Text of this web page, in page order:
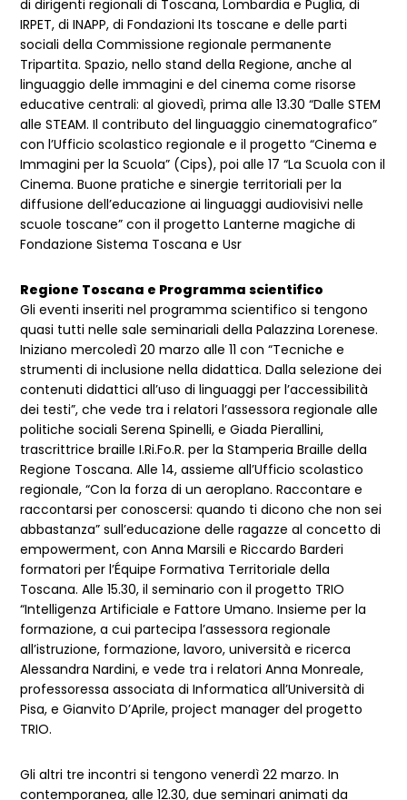
di dirigenti regionali di Toscana, Lombardia e Puglia, di
IRPET, di INAPP, di Fondazioni Its toscane e delle parti
sociali della Commissione regionale permanente
Tripartita. Spazio, nello stand della Regione, anche al
linguaggio delle immagini e del cinema come risorse
educative centrali: al giovedì, prima alle 13.30 “Dalle STEM
alle STEAM. Il contributo del linguaggio cinematografico”
con l’Ufficio scolastico regionale e il progetto “Cinema e
Immagini per la Scuola” (Cips), poi alle 17 “La Scuola con il
Cinema. Buone pratiche e sinergie territoriali per la
diffusione dell’educazione ai linguaggi audiovisivi nelle
scuole toscane” con il progetto Lanterne magiche di
Fondazione Sistema Toscana e Usr
Regione Toscana e Programma scientifico
Gli eventi inseriti nel programma scientifico si tengono
quasi tutti nelle sale seminariali della Palazzina Lorenese.
Iniziano mercoledì 20 marzo alle 11 con “Tecniche e
strumenti di inclusione nella didattica. Dalla selezione dei
contenuti didattici all’uso di linguaggi per l’accessibilità
dei testi”, che vede tra i relatori l’assessora regionale alle
politiche sociali Serena Spinelli, e Giada Pierallini,
trascrittrice braille I.Ri.Fo.R. per la Stamperia Braille della
Regione Toscana. Alle 14, assieme all’Ufficio scolastico
regionale, “Con la forza di un aeroplano. Raccontare e
raccontarsi per conoscersi: quando ti dicono che non sei
abbastanza” sull’educazione delle ragazze al concetto di
empowerment, con Anna Marsili e Riccardo Barderi
formatori per l’Équipe Formativa Territoriale della
Toscana. Alle 15.30, il seminario con il progetto TRIO
“Intelligenza Artificiale e Fattore Umano. Insieme per la
formazione, a cui partecipa l’assessora regionale
all’istruzione, formazione, lavoro, università e ricerca
Alessandra Nardini, e vede tra i relatori Anna Monreale,
professoressa associata di Informatica all’Università di
Pisa, e Gianvito D’Aprile, project manager del progetto
TRIO.
Gli altri tre incontri si tengono venerdì 22 marzo. In
contemporanea, alle 12.30, due seminari animati da